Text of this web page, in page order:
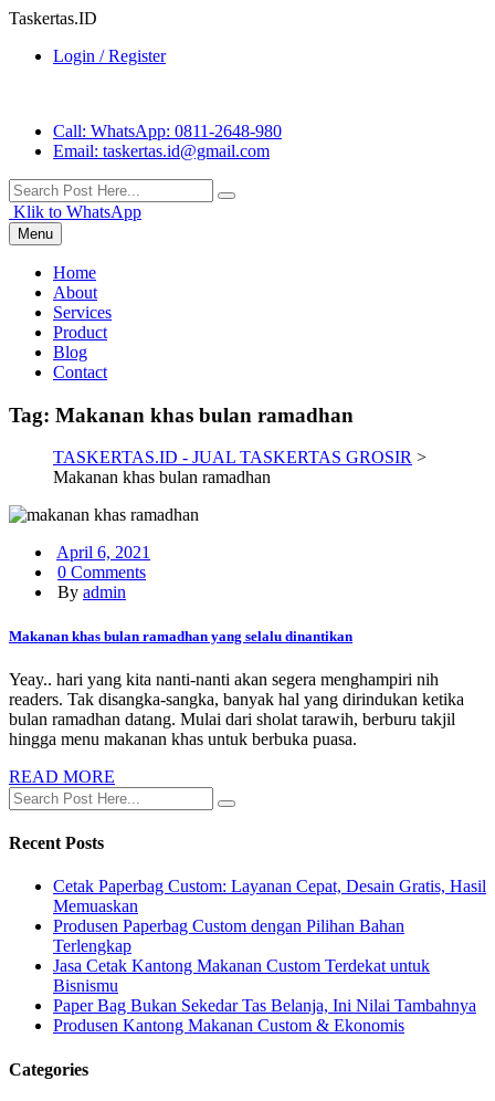
Taskertas.ID
Login / Register
Call: WhatsApp: 0811-2648-980
Email: taskertas.id@gmail.com
Klik to WhatsApp
Menu
Home
About
Services
Product
Blog
Contact
Tag: Makanan khas bulan ramadhan
TASKERTAS.ID - JUAL TASKERTAS GROSIR >
Makanan khas bulan ramadhan
April 6, 2021
0 Comments
By admin
Makanan khas bulan ramadhan yang selalu dinantikan
Yeay.. hari yang kita nanti-nanti akan segera menghampiri nih
readers. Tak disangka-sangka, banyak hal yang dirindukan ketika
bulan ramadhan datang. Mulai dari sholat tarawih, berburu takjil
hingga menu makanan khas untuk berbuka puasa.
READ MORE
Recent Posts
Cetak Paperbag Custom: Layanan Cepat, Desain Gratis, Hasil
Memuaskan
Produsen Paperbag Custom dengan Pilihan Bahan
Terlengkap
Jasa Cetak Kantong Makanan Custom Terdekat untuk
Bisnismu
Paper Bag Bukan Sekedar Tas Belanja, Ini Nilai Tambahnya
Produsen Kantong Makanan Custom & Ekonomis
Categories